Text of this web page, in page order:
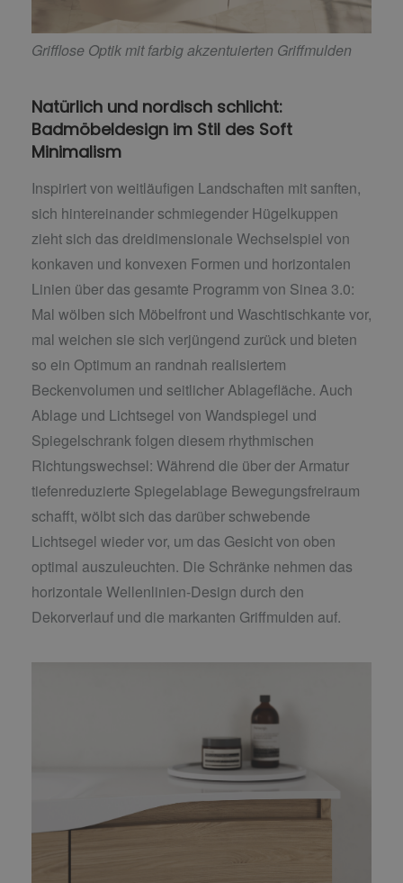
Grifflose Optik mit farbig akzentuierten Griffmulden
Natürlich und nordisch schlicht:
Badmöbeldesign im Stil des Soft
Minimalism
Inspiriert von weitläufigen Landschaften mit sanften,
sich hintereinander schmiegender Hügelkuppen
zieht sich das dreidimensionale Wechselspiel von
konkaven und konvexen Formen und horizontalen
Linien über das gesamte Programm von Sinea 3.0:
Mal wölben sich Möbelfront und Waschtischkante vor,
mal weichen sie sich verjüngend zurück und bieten
so ein Optimum an randnah realisiertem
Beckenvolumen und seitlicher Ablagefläche. Auch
Ablage und Lichtsegel von Wandspiegel und
Spiegelschrank folgen diesem rhythmischen
Richtungswechsel: Während die über der Armatur
tiefenreduzierte Spiegelablage Bewegungsfreiraum
schafft, wölbt sich das darüber schwebende
Lichtsegel wieder vor, um das Gesicht von oben
optimal auszuleuchten. Die Schränke nehmen das
horizontale Wellenlinien-Design durch den
Dekorverlauf und die markanten Griffmulden auf.